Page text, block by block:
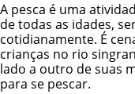
A pesca é uma
de todas as idades,
cotidianamente. É
crianças no rio
lado a outro de suas
para se pescar.